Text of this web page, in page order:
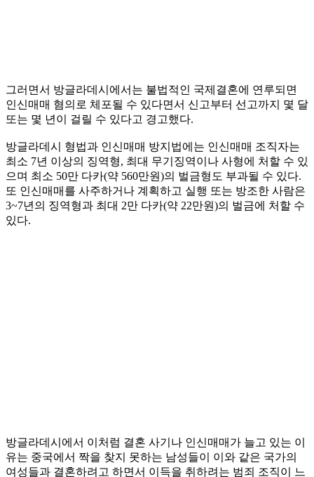
그러면서 방글라데시에서는 불법적인 국제결혼에 연루되면
인신매매 혐의로 체포될 수 있다면서 신고부터 선고까지 몇 달
또는 몇 년이 걸릴 수 있다고 경고했다.
방글라데시 형법과 인신매매 방지법에는 인신매매 조직자는
최소 7년 이상의 징역형, 최대 무기징역이나 사형에 처할 수 있
으며 최소 50만 다카(약 560만원)의 벌금형도 부과될 수 있다.
또 인신매매를 사주하거나 계획하고 실행 또는 방조한 사람은
3~7년의 징역형과 최대 2만 다카(약 22만원)의 벌금에 처할 수
있다.
방글라데시에서 이처럼 결혼 사기나 인신매매가 늘고 있는 이
유는 중국에서 짝을 찾지 못하는 남성들이 이와 같은 국가의
여성들과 결혼하려고 하면서 이득을 취하려는 범죄 조직이 느